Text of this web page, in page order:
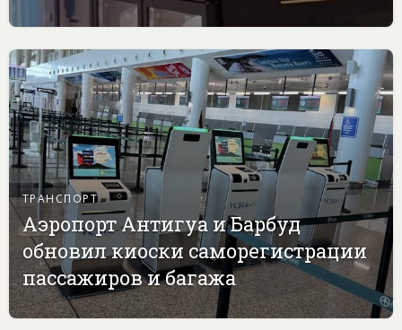
ТРАНСПОРТ
Аэропорт Антигуа и Барбуд
обновил киоски саморегистрации
пассажиров и багажа